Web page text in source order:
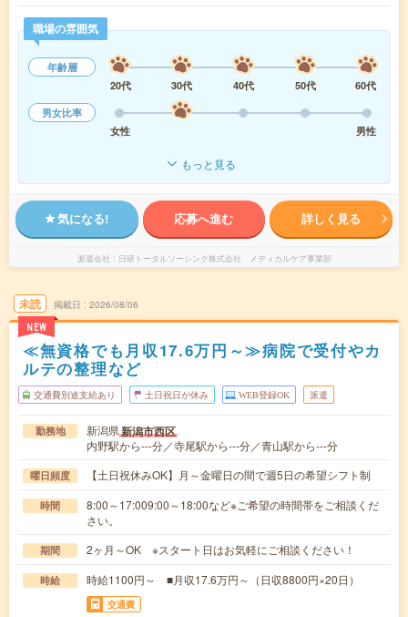
職場の雰囲気
年齢層
20代
30代 40代 50代
60代
男女比率
女性
男性
もっと見る
気になる! 応募へ進む 詳しく見る
派遣会社 日研トータルソーシング株式会社 メディカルケア事業部
未読
NEW
掲載日 2026/08/06
≪無資格でも月収17.6万円～≫病院で受付やカ
ルテの整理など
交通費別途支給あり 土日祝日が休み WEB登録OK 派遣
勤務地 新潟県新潟市西区
内野駅から---分／寺尾駅から---分／青山駅から---分
曜日頻度 【土日祝休みOK】月～金曜日の間で週5日の希望シフト制
時間
8:00～17:009:00～18:00など※ご希望の時間帯をご相談くだ
さい。
期間 2ヶ月～OK ※スタート日はお気軽にご相談ください！
時給 時給1100円～ ■月収17.6万円～（日収8800円×20日）
交通費